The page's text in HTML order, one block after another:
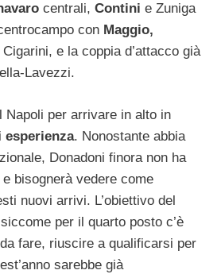
centrali, Contini e Zuniga
con Maggio,
e la coppia d’attacco già
Lavezzi.
Napoli per arrivare in alto in
esperienza. Nonostante abbia
Donadoni finora non ha
bisognerà vedere come
nuovi arrivi. L’obiettivo del
per il quarto posto c’è
fare, riuscire a qualificarsi per
sarebbe già